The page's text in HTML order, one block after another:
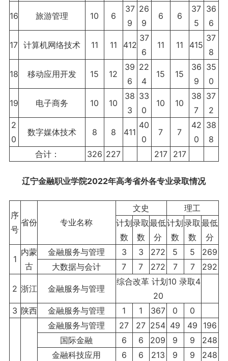
16 旅游管理 10 6
37
9
26
9
6 6
37
5
36
6
17 计算机网络技术 11 11 412
37
6
11 11 415
37
8
18 移动应用开发 15 12
39
6
22
4
15 15
36
9
35
0
19 电子商务 10 10
38
3
33
0
10 10
38
7
37
2
2
0
数字媒体技术 8 8 411
40
0
7 7
42
0
38
8
合计：
326 227 217 217
辽宁金融职业学院2022年高考省外各专业录取情况
序
号
省份 专业名称
文史
理工
计划
数
录取
数
最低
分
计划
数
录取
数
最低
分
1
内蒙
古
金融服务与管理 3 3 272 5 5
269
大数据与会计
7 7 272 7 7 292
2 浙江 金融服务与管理
综合改革 计划10 录取4
20
3 陕西 金融服务与管理 1 1 367 0 0
金融服务与管理 27 27 254 49 49
196
国际金融
6 6 209 9 9
248
金融科技应用
6 6 213 9 9
248